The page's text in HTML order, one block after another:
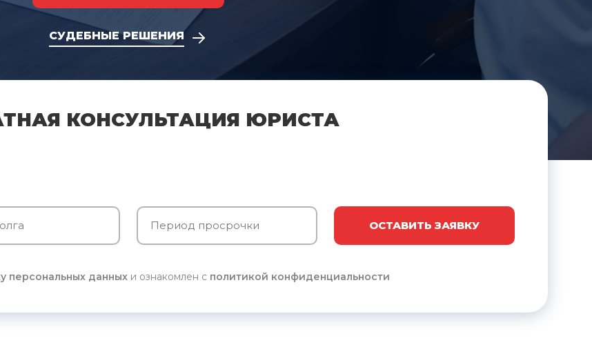
СУДЕБНЫЕ РЕШЕНИЯ
КОНСУЛЬТАЦИЯ ЮРИСТА
ОСТАВИТЬ ЗАЯВКУ
персональных данных и ознакомлен с политикой конфиденциальности